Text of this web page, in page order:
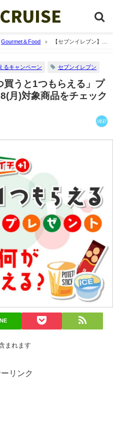
Gourmet＆Food
【セブンイレブン】
るキャンペーン セブンイレブン
買うと1つもらえる」プ
月)対象商品をチェック
まれます
リンク